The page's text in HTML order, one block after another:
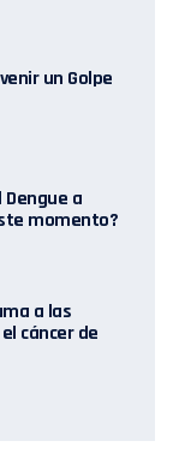
un Golpe
a
momento?
a las
cáncer de